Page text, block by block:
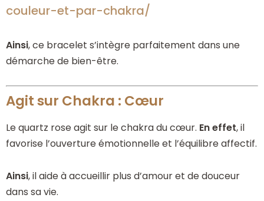
couleur-et-par-chakra/
Ainsi, ce bracelet s’intègre parfaitement dans une
démarche de bien-être.
Agit sur Chakra : Cœur
Le quartz rose agit sur le chakra du cœur. En effet, il
favorise l’ouverture émotionnelle et l’équilibre affectif.
Ainsi, il aide à accueillir plus d’amour et de douceur
dans sa vie.